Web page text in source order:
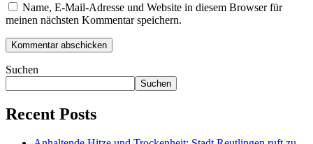
Name, E-Mail-Adresse und Website in diesem Browser für
meinen nächsten Kommentar speichern.
Suchen
Suchen
Recent Posts